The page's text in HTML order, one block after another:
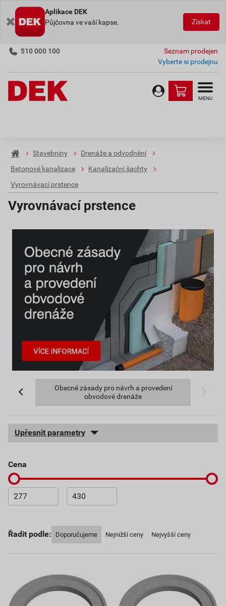
Aplikace DEK
Půjčovna ve vaší kapse.
Získat
510 000 100
Seznam prodejen
Vyberte si prodejnu
MENU
Stavebniny
Drenáže a odvodnění
Betonové kanalizace
Kanalizační šachty
Vyrovnávací prstence
Vyrovnávací prstence
Obecné zásady pro návrh a provedení
obvodové drenáže
Upřesnit parametry
cena
Řadit podle: Doporučujeme Nejnižší ceny Nejvyšší ceny